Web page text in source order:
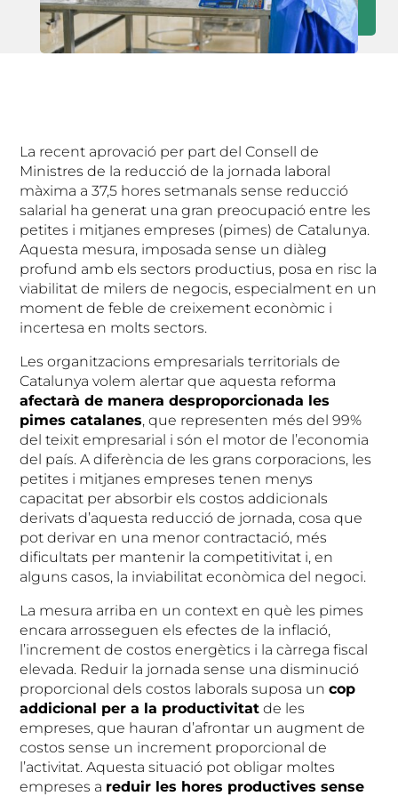
La recent aprovació per part del Consell de
Ministres de la reducció de la jornada laboral
màxima a 37,5 hores setmanals sense reducció
salarial ha generat una gran preocupació entre les
petites i mitjanes empreses (pimes) de Catalunya.
Aquesta mesura, imposada sense un diàleg
profund amb els sectors productius, posa en risc la
viabilitat de milers de negocis, especialment en un
moment de feble de creixement econòmic i
incertesa en molts sectors.
Les organitzacions empresarials territorials de
Catalunya volem alertar que aquesta reforma
afectarà de manera desproporcionada les
pimes catalanes, que representen més del 99%
del teixit empresarial i són el motor de l’economia
del país. A diferència de les grans corporacions, les
petites i mitjanes empreses tenen menys
capacitat per absorbir els costos addicionals
derivats d’aquesta reducció de jornada, cosa que
pot derivar en una menor contractació, més
dificultats per mantenir la competitivitat i, en
alguns casos, la inviabilitat econòmica del negoci.
La mesura arriba en un context en què les pimes
encara arrosseguen els efectes de la inflació,
l’increment de costos energètics i la càrrega fiscal
elevada. Reduir la jornada sense una disminució
proporcional dels costos laborals suposa uncop
addicional per a la productivitat de les
empreses, que hauran d’afrontar un augment de
costos sense un increment proporcional de
l’activitat. Aquesta situació pot obligar moltes
empreses a reduir les hores productives sense